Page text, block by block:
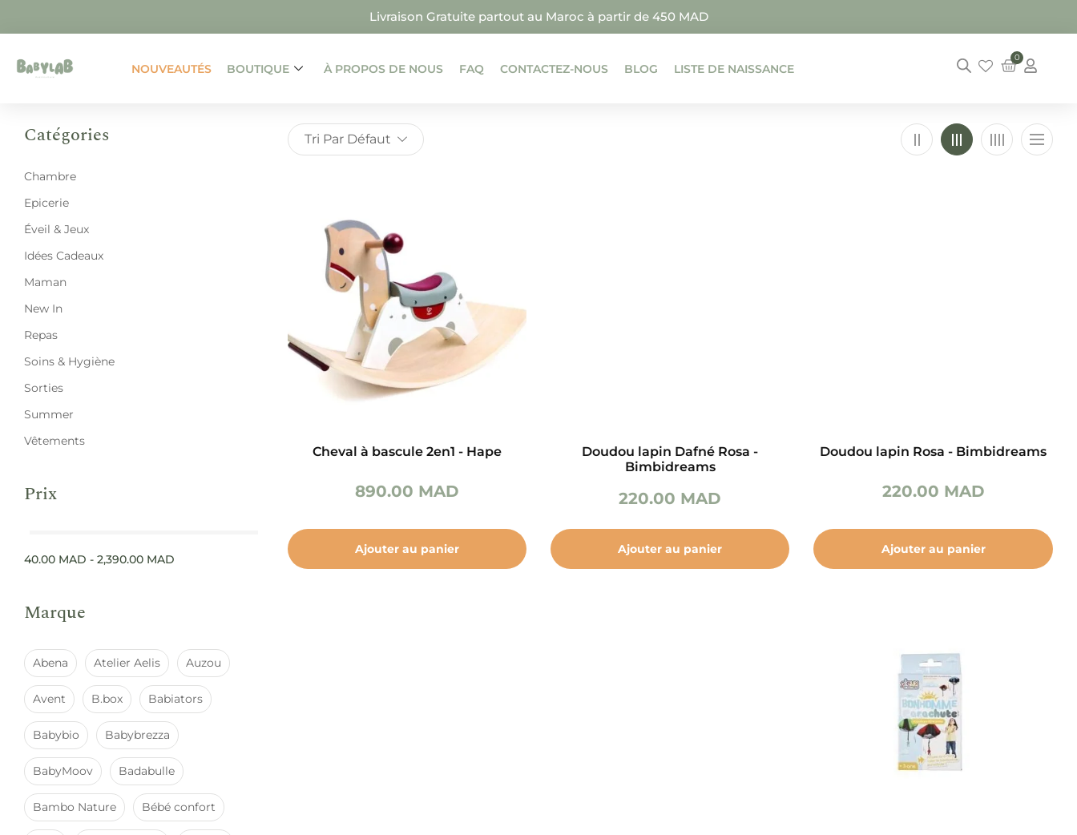
Livraison Gratuite partout au Maroc à partir de 450 MAD
NOUVEAUTÉS BOUTIQUE À PROPOS DE NOUS FAQ CONTACTEZ-NOUS BLOG LISTE DE NAISSANCE
0
Catégories
Chambre
Epicerie
Éveil & Jeux
Idées Cadeaux
Maman
New In
Repas
Soins & Hygiène
Sorties
Summer
Vêtements
Prix
40.00 MAD - 2,390.00 MAD
Marque
Abena Atelier Aelis Auzou
Avent B.box Babiators
Babybio Babybrezza
BabyMoov Badabulle
Bambo Nature Bébé confort
Tri Par Défaut
Cheval à bascule 2en1 - Hape
890.00 MAD
Ajouter au panier
Doudou lapin Dafné Rosa -
Bimbidreams
220.00 MAD
Ajouter au panier
Doudou lapin Rosa - Bimbidreams
220.00 MAD
Ajouter au panier